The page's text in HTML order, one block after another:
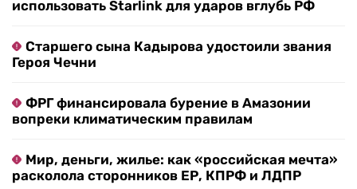
использовать Starlink для ударов вглубь РФ
Старшего сына Кадырова удостоили звания
Героя Чечни
ФРГ финансировала бурение в Амазонии
вопреки климатическим правилам
Мир, деньги, жилье: как «российская мечта»
расколола сторонников ЕР, КПРФ и ЛДПР